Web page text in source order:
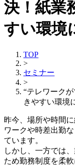
決！紙業
すい環境
TOP
>
セミナー
>
“テレワーク
きやすい環境
昨今、場所や時間
ワークや時差出勤
ています。
しかし、一方では
ため勤務制度を柔